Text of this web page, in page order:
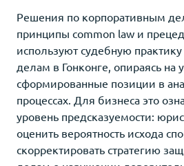
Решения по корпоративным
принципы common law и
используют судебную
делам в Гонконге, опираясь на
сформированные позиции в
процессах. Для бизнеса это
уровень предсказуемости:
оценить вероятность исхода
скорректировать стратегию